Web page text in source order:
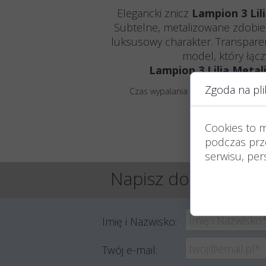
Elegancki znicz Lampion 3
Subtelne, metalizowane
luksusowy charakter.
model, który
Lampion 3 Lilia
Czas wypalania podany jest w
Napisz do nas
Imię i Nazwisko:
Twój e-mail:
Zgoda na
Cookies to
podczas
serwisu,